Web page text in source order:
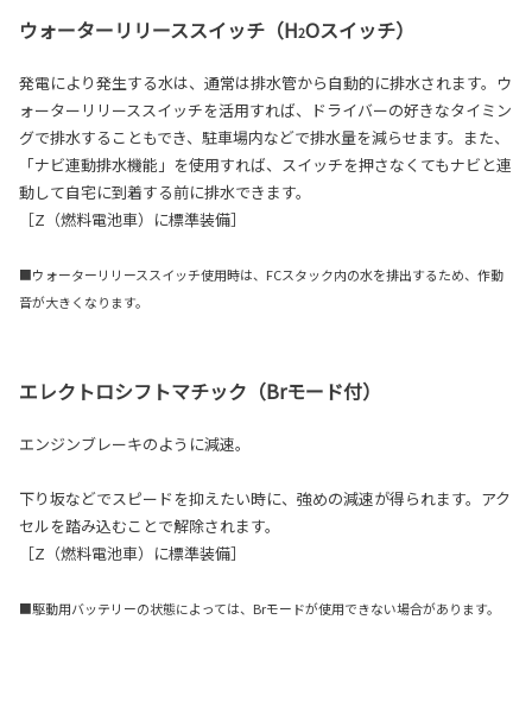
ウォーターリリーススイッチ（H2Oスイッチ）
発電により発生する水は、通常は排水管から自動的に排水されます。ウ
ォーターリリーススイッチを活用すれば、ドライバーの好きなタイミン
グで排水することもでき、駐車場内などで排水量を減らせます。また、
「ナビ連動排水機能」を使用すれば、スイッチを押さなくてもナビと連
動して自宅に到着する前に排水できます。
［Z（燃料電池車）に標準装備］
■ウォーターリリーススイッチ使用時は、FCスタック内の水を排出するため、作動
音が大きくなります。
エレクトロシフトマチック（Brモード付）
エンジンブレーキのように減速。
下り坂などでスピードを抑えたい時に、強めの減速が得られます。アク
セルを踏み込むことで解除されます。
［Z（燃料電池車）に標準装備］
■駆動用バッテリーの状態によっては、Brモードが使用できない場合があります。